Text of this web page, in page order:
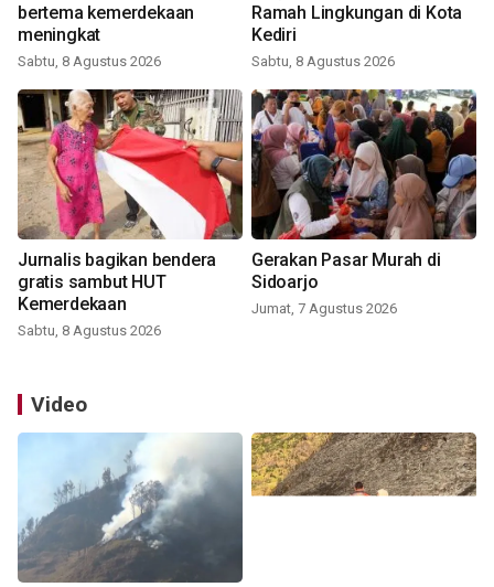
bertema kemerdekaan
meningkat
Sabtu, 8 Agustus 2026
Ramah Lingkungan di Kota
Kediri
Sabtu, 8 Agustus 2026
Jurnalis bagikan bendera
gratis sambut HUT
Kemerdekaan
Sabtu, 8 Agustus 2026
Gerakan Pasar Murah di
Sidoarjo
Jumat, 7 Agustus 2026
Video